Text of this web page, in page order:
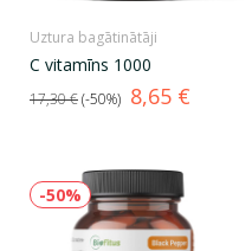
Uztura bagātinātāji
C vitamīns 1000
Standarta
cena
17,30 € -50% Cena
8,65 €
-50%